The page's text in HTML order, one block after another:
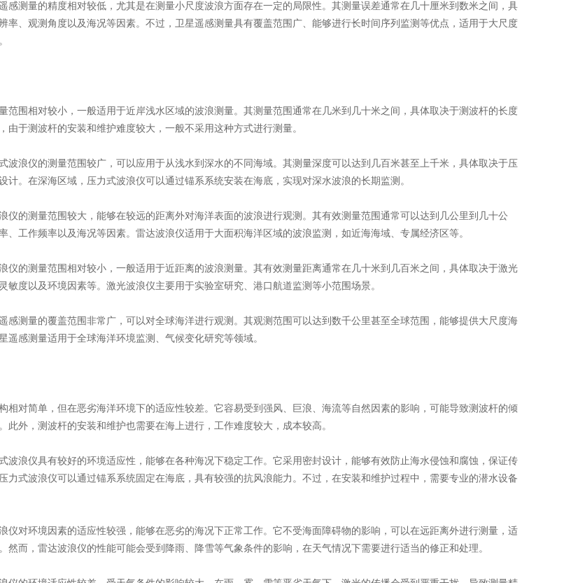
测量的精度相对较低，尤其是在测量小尺度波浪方面存在一定的局限性。其测量误差通常在几十厘米到数米之间，具
率、观测角度以及海况等因素。不过，卫星遥感测量具有覆盖范围广、能够进行长时间序列监测等优点，适用于大尺度
围相对较小，一般适用于近岸浅水区域的波浪测量。其测量范围通常在几米到几十米之间，具体取决于测波杆的长度
由于测波杆的安装和维护难度较大，一般不采用这种方式进行测量。
浪仪的测量范围较广，可以应用于从浅水到深水的不同海域。其测量深度可以达到几百米甚至上千米，具体取决于压
计。在深海区域，压力式波浪仪可以通过锚系系统安装在海底，实现对深水波浪的长期监测。
的测量范围较大，能够在较远的距离外对海洋表面的波浪进行观测。其有效测量范围通常可以达到几公里到几十公
、工作频率以及海况等因素。雷达波浪仪适用于大面积海洋区域的波浪监测，如近海海域、专属经济区等。
的测量范围相对较小，一般适用于近距离的波浪测量。其有效测量距离通常在几十米到几百米之间，具体取决于激光
敏度以及环境因素等。激光波浪仪主要用于实验室研究、港口航道监测等小范围场景。
测量的覆盖范围非常广，可以对全球海洋进行观测。其观测范围可以达到数千公里甚至全球范围，能够提供大尺度海
遥感测量适用于全球海洋环境监测、气候变化研究等领域。
对简单，但在恶劣海洋环境下的适应性较差。它容易受到强风、巨浪、海流等自然因素的影响，可能导致测波杆的倾
此外，测波杆的安装和维护也需要在海上进行，工作难度较大，成本较高。
浪仪具有较好的环境适应性，能够在各种海况下稳定工作。它采用密封设计，能够有效防止海水侵蚀和腐蚀，保证传
力式波浪仪可以通过锚系系统固定在海底，具有较强的抗风浪能力。不过，在安装和维护过程中，需要专业的潜水设备
对环境因素的适应性较强，能够在恶劣的海况下正常工作。它不受海面障碍物的影响，可以在远距离外进行测量，适
然而，雷达波浪仪的性能可能会受到降雨、降雪等气象条件的影响，在天气情况下需要进行适当的修正和处理。